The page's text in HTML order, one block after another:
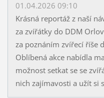
01.04.2026 09:10
Krásná reportáž z naší
za zvířátky do DDM
za poznáním zvířecí říše
Oblíbená akce nabídla
možnost setkat se se
nich zajímavosti a užít si